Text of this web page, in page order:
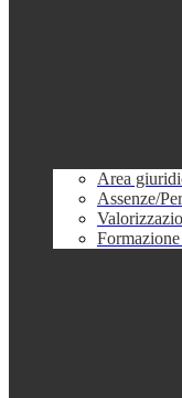
Area
Assenze/